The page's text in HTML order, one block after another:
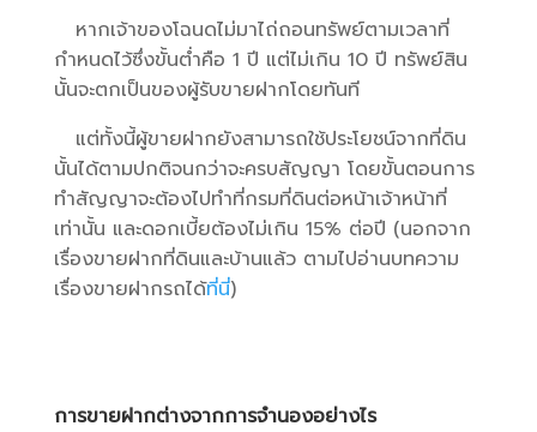
หากเจ้าของโฉนดไม่มาไถ่ถอนทรัพย์ตามเวลาที่
กำหนดไว้ซึ่งขั้นต่ำคือ 1 ปี แต่ไม่เกิน 10 ปี ทรัพย์สิน
นั้นจะตกเป็นของผู้รับขายฝากโดยทันที
แต่ทั้งนี้ผู้ขายฝากยังสามารถใช้ประโยชน์จากที่ดิน
นั้นได้ตามปกติจนกว่าจะครบสัญญา โดยขั้นตอนการ
ทำสัญญาจะต้องไปทำที่กรมที่ดินต่อหน้าเจ้าหน้าที่
เท่านั้น และดอกเบี้ยต้องไม่เกิน 15% ต่อปี (นอกจาก
เรื่องขายฝากที่ดินและบ้านแล้ว ตามไปอ่านบทความ
เรื่องขายฝากรถได้ที่นี่)
การขายฝากต่างจากการจำนองอย่างไร